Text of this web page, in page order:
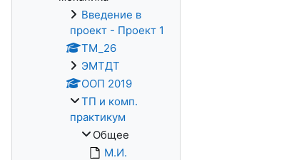
Введение в
проект - Проект 1
ТМ_26
ЭМТДТ
ООП 2019
ТП и комп.
практикум
Общее
М.И.